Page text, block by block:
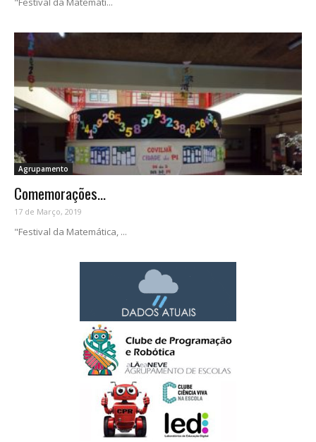
Agrupamento
Comemorações...
17 de Março, 2019
"Festival da Matemática, ...